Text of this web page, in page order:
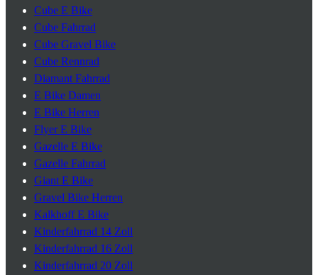
Cube E Bike
Cube Fahrrad
Cube Gravel Bike
Cube Rennrad
Diamant Fahrrad
E Bike Damen
E Bike Herren
Flyer E Bike
Gazelle E Bike
Gazelle Fahrrad
Giant E Bike
Gravel Bike Herren
Kalkhoff E Bike
Kinderfahrrad 14 Zoll
Kinderfahrrad 16 Zoll
Kinderfahrrad 20 Zoll